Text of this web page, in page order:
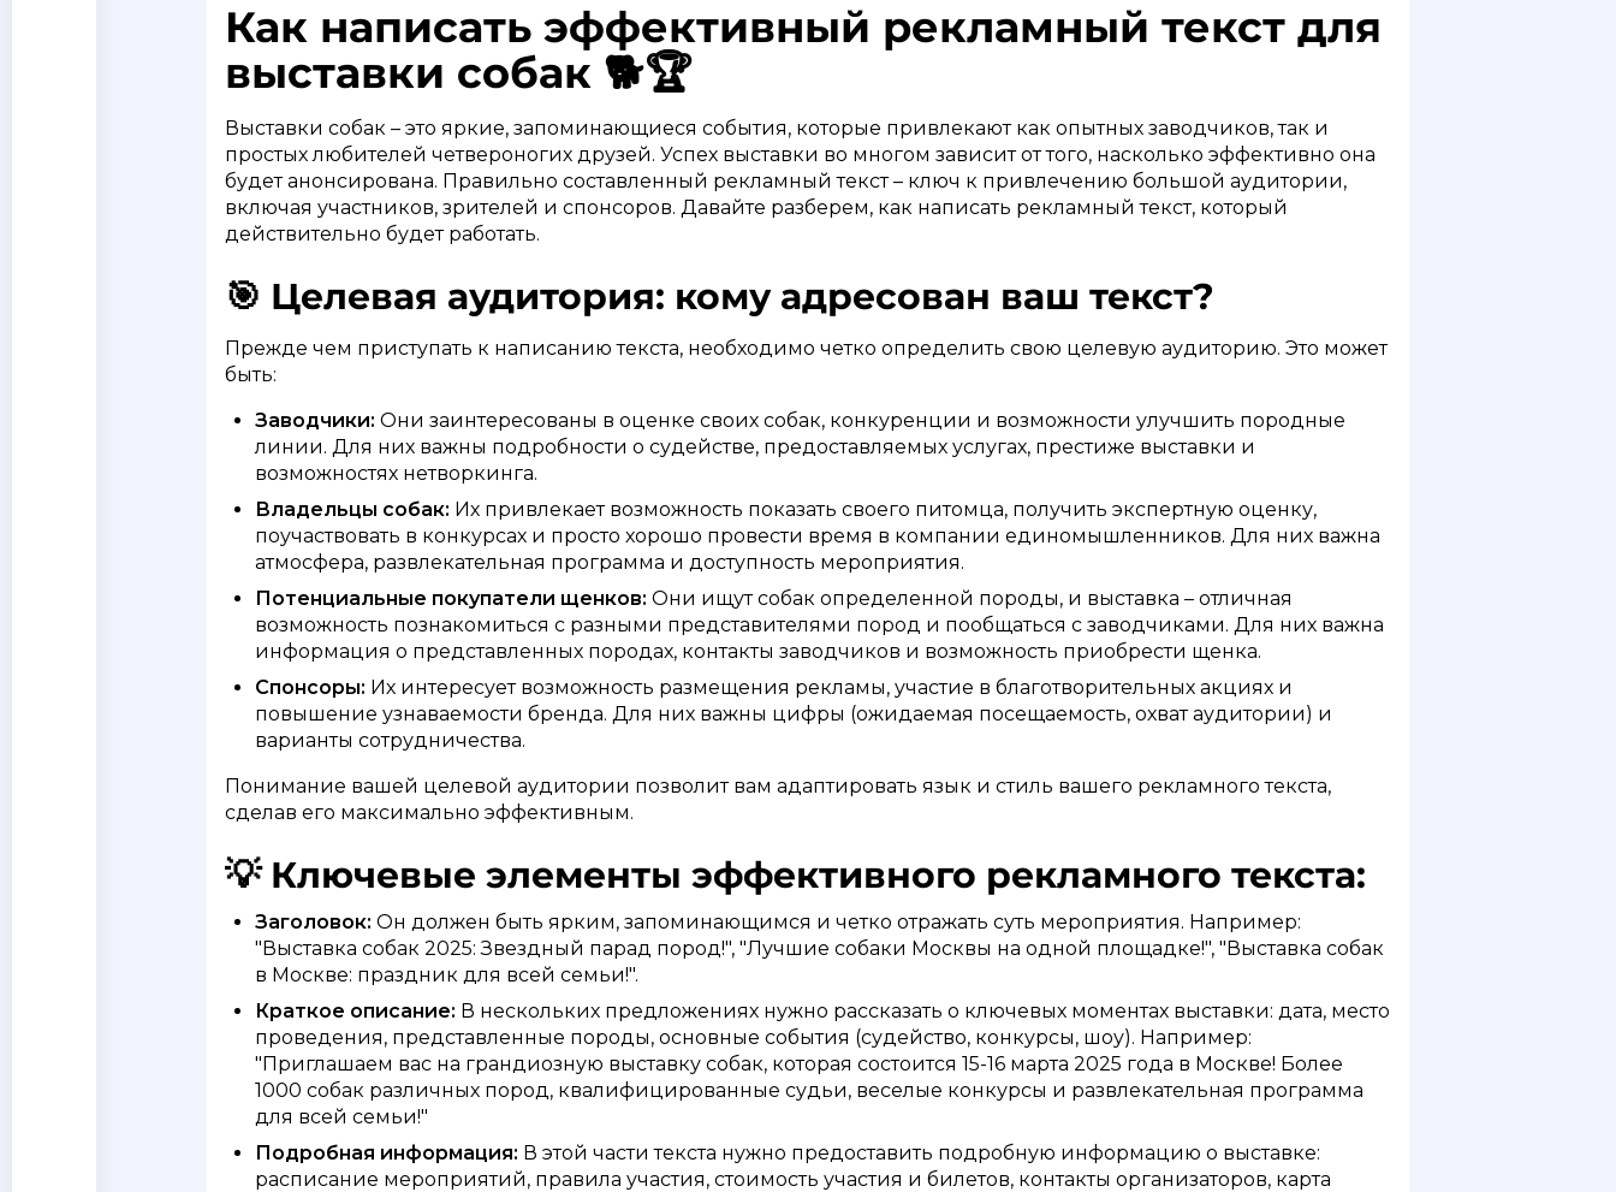
Как написать эффективный рекламный текст для
выставки собак 🐕🏆
Выставки собак – это яркие, запоминающиеся события, которые привлекают как опытных заводчиков, так и
простых любителей четвероногих друзей. Успех выставки во многом зависит от того, насколько эффективно она
будет анонсирована. Правильно составленный рекламный текст – ключ к привлечению большой аудитории,
включая участников, зрителей и спонсоров. Давайте разберем, как написать рекламный текст, который
действительно будет работать.
🎯 Целевая аудитория: кому адресован ваш текст?
Прежде чем приступать к написанию текста, необходимо четко определить свою целевую аудиторию. Это может
быть:
Заводчики: Они заинтересованы в оценке своих собак, конкуренции и возможности улучшить породные
линии. Для них важны подробности о судействе, предоставляемых услугах, престиже выставки и
возможностях нетворкинга.
Владельцы собак: Их привлекает возможность показать своего питомца, получить экспертную оценку,
поучаствовать в конкурсах и просто хорошо провести время в компании единомышленников. Для них важна
атмосфера, развлекательная программа и доступность мероприятия.
Потенциальные покупатели щенков: Они ищут собак определенной породы, и выставка – отличная
возможность познакомиться с разными представителями пород и пообщаться с заводчиками. Для них важна
информация о представленных породах, контакты заводчиков и возможность приобрести щенка.
Спонсоры: Их интересует возможность размещения рекламы, участие в благотворительных акциях и
повышение узнаваемости бренда. Для них важны цифры (ожидаемая посещаемость, охват аудитории) и
варианты сотрудничества.
Понимание вашей целевой аудитории позволит вам адаптировать язык и стиль вашего рекламного текста,
сделав его максимально эффективным.
💡 Ключевые элементы эффективного рекламного текста:
Заголовок: Он должен быть ярким, запоминающимся и четко отражать суть мероприятия. Например:
"Выставка собак 2025: Звездный парад пород!", "Лучшие собаки Москвы на одной площадке!", "Выставка собак
в Москве: праздник для всей семьи!".
Краткое описание: В нескольких предложениях нужно рассказать о ключевых моментах выставки: дата, место
проведения, представленные породы, основные события (судейство, конкурсы, шоу). Например:
"Приглашаем вас на грандиозную выставку собак, которая состоится 15-16 марта 2025 года в Москве! Более
1000 собак различных пород, квалифицированные судьи, веселые конкурсы и развлекательная программа
для всей семьи!"
Подробная информация: В этой части текста нужно предоставить подробную информацию о выставке:
расписание мероприятий, правила участия, стоимость участия и билетов, контакты организаторов, карта